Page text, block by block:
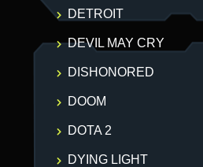
DETROIT
DEVIL MAY CRY
DISHONORED
DOOM
DOTA 2
DYING LIGHT